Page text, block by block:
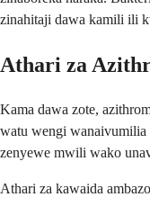
zinahitaji dawa kamili ili
Athari za
Kama dawa zote,
watu wengi
zenyewe mwili wako
Athari za kawaida